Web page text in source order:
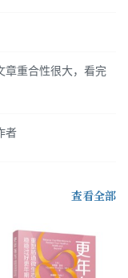
章重合性很大，看完
者
查看全部